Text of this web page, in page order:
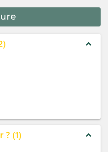
expand_less
? 1 expand_less